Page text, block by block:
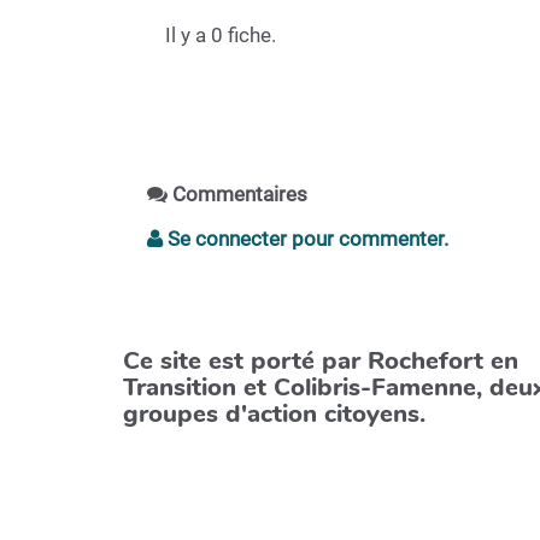
Il y a 0 fiche.
Commentaires
Se connecter pour commenter.
Ce site est porté par Rochefort en
Transition et Colibris-Famenne,
groupes d'action citoyens.